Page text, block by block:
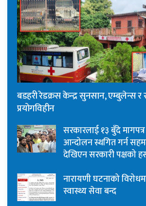
बडहरी रेडक्रस केन्द्र सुनसान, एम्बुलेन्स
प्रयोगविहीन
सरकारलाई १३ बुँदे
आन्दोलन स्थगित गर्न
देखिएन सरकारी पक्षको
नारायणी घटनाको
स्वास्थ्य सेवा बन्द